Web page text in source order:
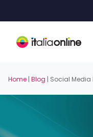
content
Home | Blog | Social Media